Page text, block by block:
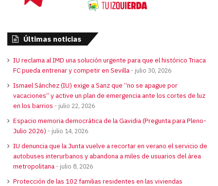
Últimas noticias
IU reclama al IMD una solución urgente para que el histórico Triaca
FC pueda entrenar y competir en Sevilla
julio 30, 2026
Ismael Sánchez (IU) exige a Sanz que “no se apague por
vacaciones” y active un plan de emergencia ante los cortes de luz
en los barrios
julio 22, 2026
Espacio memoria democrática de la Gavidia (Pregunta para Pleno-
Julio 2026)
julio 14, 2026
IU denuncia que la Junta vuelve a recortar en verano el servicio de
autobuses interurbanos y abandona a miles de usuarios del área
metropolitana
julio 8, 2026
Protección de las 102 familias residentes en las viviendas